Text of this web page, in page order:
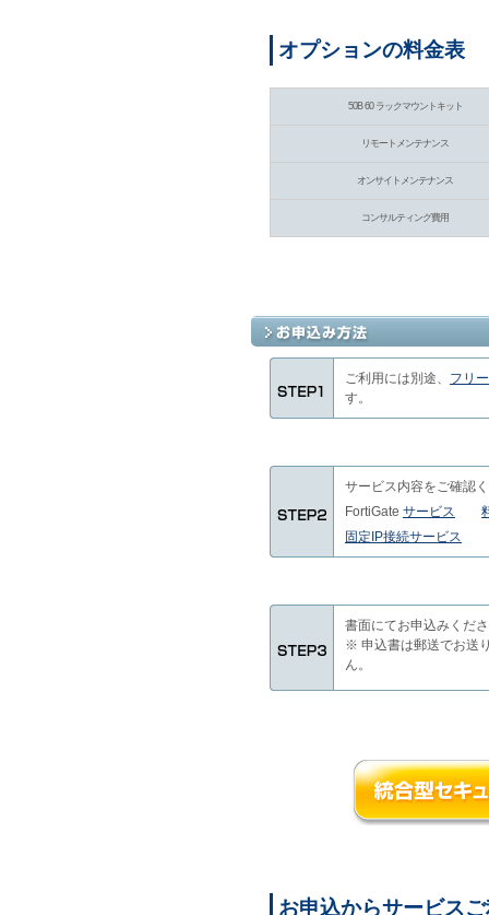
オプションの料金表
50B 60 ラックマウントキット
リモートメンテナンス
オンサイトメンテナンス
コンサルティング費用
ご利用には別途、 フリ
す。
サービス内容をご確認
FortiGate サービス
固定IP接続サービス
書面にてお申込みくだ
※ 申込書は郵送でお送
ん。
お申込からサービス